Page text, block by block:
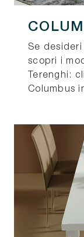
Se
scopri i
Terenghi:
Columbus